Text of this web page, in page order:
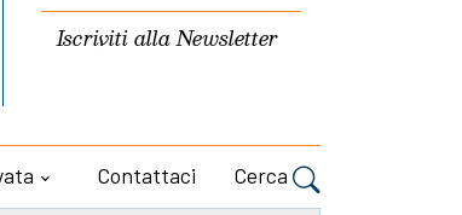
Iscriviti allaNewsletter
Contattaci Cerca